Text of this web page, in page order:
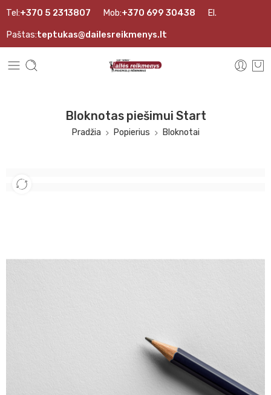
Tel:+370 5 2313807 Mob:+370 699 30438 El.
Paštas:teptukas@dailesreikmenys.lt
Bloknotas piešimui Start
Pradžia Popierius Bloknotai